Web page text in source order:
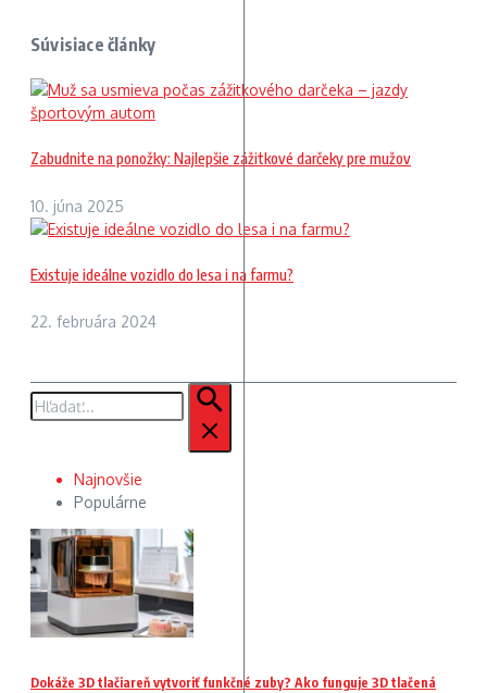
Súvisiace články
Zabudnite na ponožky: Najlepšie zážitkové darčeky pre mužov
10. júna 2025
Existuje ideálne vozidlo do lesa i na farmu?
22. februára 2024
Hľadať:
Najnovšie
Populárne
Dokáže 3D tlačiareň vytvoriť funkčné zuby? Ako funguje 3D tlačená